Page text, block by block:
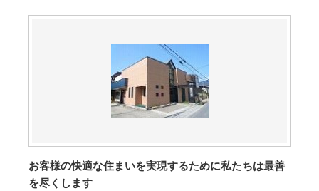
お客様の快適な住まいを実現するために私たちは最善
を尽くします